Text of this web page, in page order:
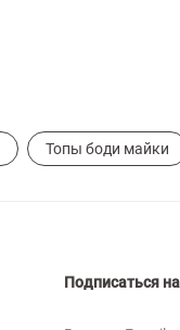
Топы боди майки
Подписаться